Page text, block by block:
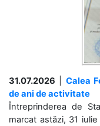
31.07.2026
Calea
de ani de activitate
Întreprinderea de
marcat astăzi, 31